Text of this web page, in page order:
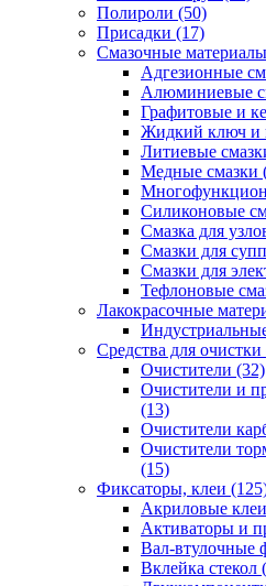
Полироли (50)
Присадки (17)
Смазочные материалы
Адгезионные
Алюминиевые
Графитовые и
Жидкий ключ и
Литиевые
Медные смазки
Силиконовые
Смазка для
Смазки для
Смазки для
Тефлоновые
Лакокрасочные
Средства для очистки
Очистители (32)
Очистители и
(13)
Очистители
Очистители
(15)
Фиксаторы, клеи
Акриловые клеи
Активаторы и
Вал-втулочные
Вклейка стекол